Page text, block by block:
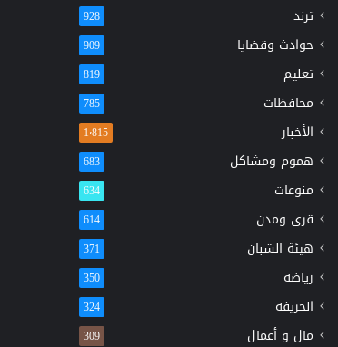
ترند 928
حوادث وقضايا 909
تعليم 819
محافظات 785
الأخبار 1٬815
هموم ومشاكل 683
منوعات 634
قرى ومدن 614
هيئة الشبان 371
رياضة 350
الحريفة 324
مال و أعمال 309